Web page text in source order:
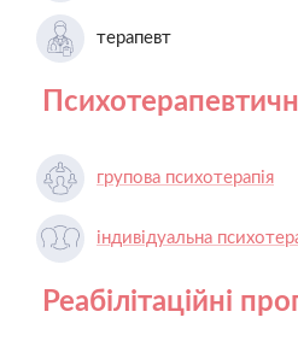
терапевт
групова психотерапія
індивідуальна
Реабілітаційні